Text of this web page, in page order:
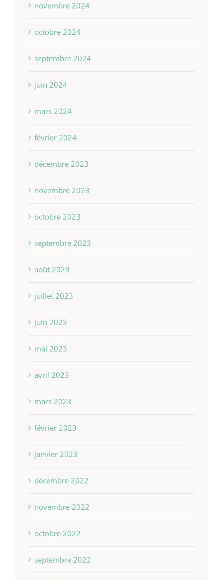
novembre 2024
octobre 2024
septembre 2024
juin 2024
mars 2024
février 2024
décembre 2023
novembre 2023
octobre 2023
septembre 2023
août 2023
juillet 2023
juin 2023
mai 2023
avril 2023
mars 2023
février 2023
janvier 2023
décembre 2022
novembre 2022
octobre 2022
septembre 2022